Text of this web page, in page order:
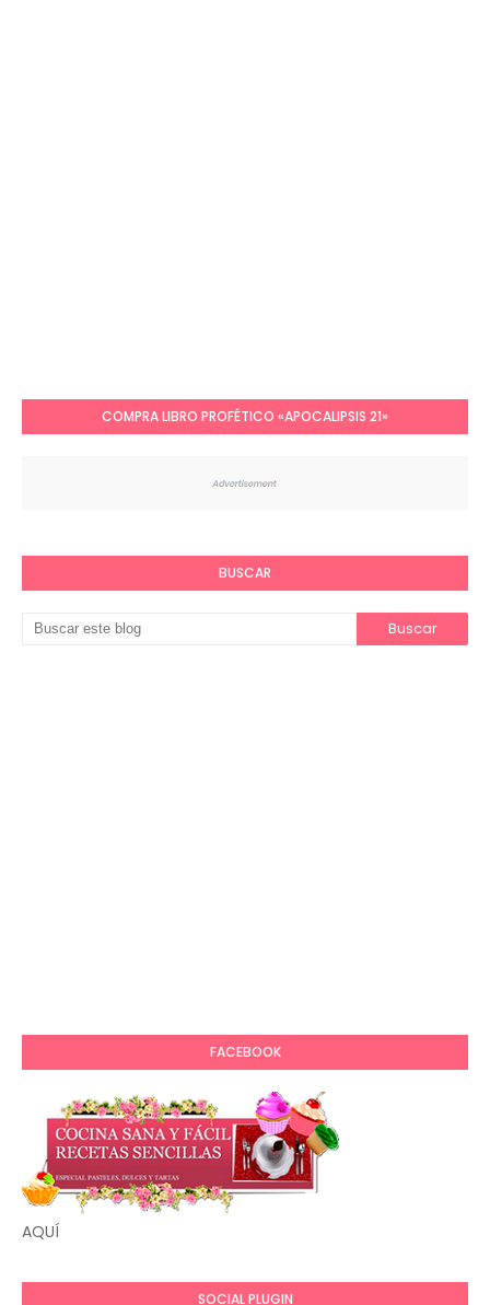
COMPRA LIBRO PROFÉTICO «APOCALIPSIS 21»
BUSCAR
FACEBOOK
AQUÍ
SOCIAL PLUGIN